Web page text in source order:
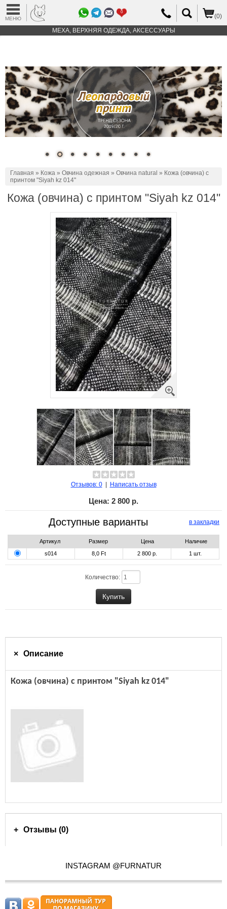
МЕНЮ
0
(0)
МЕХА, ВЕРХНЯЯ ОДЕЖДА, АКСЕССУАРЫ
Главная » Кожа » Овчина одежная » Овчина natural » Кожа (овчина) с
принтом "Siyah kz 014"
Кожа (овчина) с принтом "Siyah kz 014"
Отзывов: 0| Написать отзыв
Цена: 2 800 р.
в закладки
Доступные варианты
Артикул Размер Цена
Наличие
s014
8,0 Ft 2 800 р. 1 шт.
Количество:
Описание
Кожа (овчина) с принтом "Siyah kz 014"
Отзывы (0)
INSTAGRAM @FURNATUR